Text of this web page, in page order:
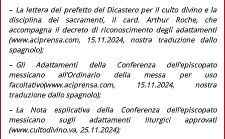
–La lettera del prefetto del Dicastero per il culto divino e la
disciplina dei sacramenti, il card. Arthur Roche, che
accompagna il decreto di riconoscimento degli adattamenti
(www.aciprensa.com, 15.11.2024, nostra traduzione dallo
spagnolo);
–GliAdattamenti della Conferenza dell’episcopato
messicano all’Ordinario della messa per uso
facoltativo(www.aciprensa.com, 15.11.2024, nostra
traduzione dallo spagnolo);
–La Nota esplicativa della Conferenza dell’episcopato
messicano sugli adattamenti liturgici approvati
(www.cultodivino.va, 25.11.2024);